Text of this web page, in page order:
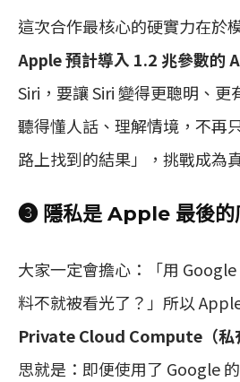
這次合作最核心的硬實力在於
Apple 預計導入 1.2 兆參數的
Siri，要讓 Siri 變得更聰明、更
聽得懂人話、理解情境，不再
路上找到的結果」，挑戰成為
❸ 隱私是 Apple 最後的
大家一定會擔心：「用
料不就被看光了？」所以
Private Cloud Compute（私
思就是：即便使用了 Google